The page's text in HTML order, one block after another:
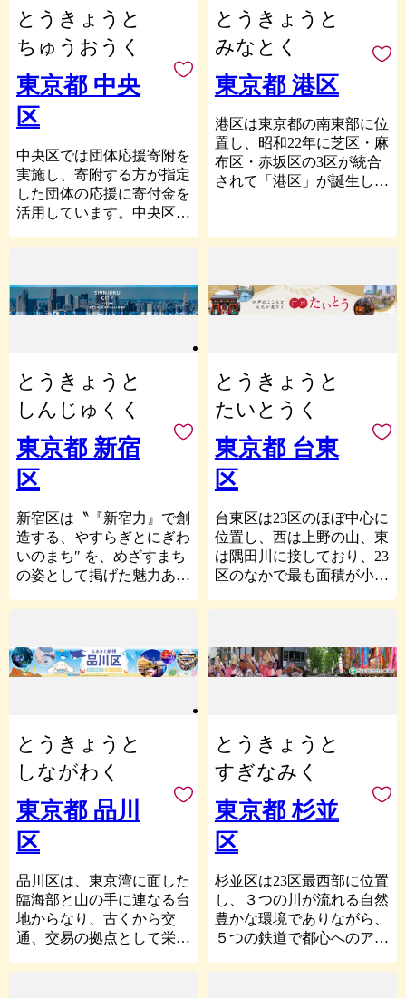
ます。
市内を東西に貫通するJR
中央線に沿って主に三駅圏
に分かれています。市の玄
関として、デパートや専門
店などの商業集積をもつ吉
祥寺圏。三鷹駅から北側に
伸びる文化・行政ゾーンの
中央圏。武蔵境駅を中心
赤病院をもつ武蔵境圏。市
づくりを進めています。
また、市内には芸術家や事
められることと、堅固な財
政基盤を背景に、全国でも
指折りの先駆的な施策を展
開してきました。例えば、
元祖コミュニティバス「ム
ーバス」、地域の方が年間
助を得てデイサービスやシ
ョートステイなどを展開す
るテンミリオンハウス、農
山漁村と協力し子どもたち
援施設である「0123吉祥
寺・はらっぱ」などがあり
1万円以上寄附をしていた
だいた方には、まちのPR
も兼ねて、感謝の気持ちを
お送りさせていただきま
す。
【ご注意】
市外にお住まいの方に限ら
せていただきます。
・寄附の年度内の回数制限
はございません。
する市として発展してきて
います。
市内には世界最大級のド
ームと世界記録を有するプ
ラネタリウムを擁する多摩
六都科学館や、平成27年3
関東最大級の規模を誇る縄
文遺跡である下野谷遺跡が
あるなど、新旧の魅力を合
わせ持つ活気のあるまちで
「西東京市第3次総合計
画・後期基本計画」では、
で大切にしてきた「やさし
さ」や「ふれあい」といっ
た想いを継承しつつ、「住
んでよかった」「住み続け
たい」と実感できる新しい
まちづくりを市民の皆様と
町、電気街やポップカルチ
ャーの発信地である秋葉
原、古書店街の神保町、ス
ポーツ店街の小川町、繊維
街の岩本町など、他に例の
が形成されています。
また、日本有数の桜の名所
である千鳥ヶ淵、歴史と風
格を感じられる赤レンガ造
戸三大祭りの神田祭と山王
とうきょうと
ちゅうおうく
東京都 中央
区
中央区では団体応援寄附を
実施し、寄附する方が指定
した団体の応援に寄付金を
活用しています。中央区で
※指定のあった団体は、区
の審査会において支援金交
し、いただいた寄附金の7
割を上限として支援金を交
付します。
※応援したい団体が支援金
交付対象団体とならなかっ
た場合の寄付金は区の施策
支援金交付団体の要件は以
下のとおりです。
(1)次に掲げるいずれかの
ア まちの活性化を図り、
魅力を発信する活動
する活動
エ 歴史又は文化の保存・
継承に資する活動
オ 福祉の向上に資する活
動
カ 健康の維持・増進を図
る活動
キ 共生社会の推進を図る
活動
ク 文化又はスポーツの振
興を図る活動
とうきょうと
みなとく
東京都 港区
港区は東京都の南東部に位
置し、昭和22年に芝区・麻
布区・赤坂区の3区が統合
されて「港区」が誕生しま
的な地区があります。新
ある芝地区。多くの大使館
が立地し、国際色豊かな麻
継がれる赤坂地区。豊かな
緑に囲まれた高輪地区。芝
浦港南地区は、都心の水辺
に親しめるベイエリアとし
て魅力があります。
また、区内の多くの地域が
地下鉄駅へ10分歩行圏内で
駅もあり、羽田空港や成田
空港へのアクセスも良好で
す。
港区は豊富で多彩な観光資
源や都市環境に恵まれ、歴
化・商業施設を有し、まち
は進化を続けています。港
港区」を目指しています。
ぜひ港区に足を運んでくだ
さい。
とうきょうと
しんじゅくく
東京都 新宿
区
新宿区は〝『新宿力』で創
造する、やすらぎとにぎわ
いのまち″ を、めざすまち
の姿として掲げた魅力あふ
に活用させていただきま
す。ぜひ、新宿区へのふる
★新宿区にご縁のある方、
応援してくださる方からの
ご寄附をお待ちしています
★
「新宿区に住んでいる・住
んだことがある」、「新宿
の学校に通っていた」、
「新宿で仕事をしている」
「買物・飲食・観光などで
訪れた」、「友人・知人が
いる」など
とうきょうと
たいとうく
東京都 台東
区
台東区は23区のほぼ中心に
位置し、西は上野の山、東
は隅田川に接しており、23
区のなかで最も面積が小さ
戸時代からの神社仏閣や粋
でいなせな町人気質など、
美術館や博物館などの文
化施設が多数存在する「上
野」、芸術・芸能と庶民文
化の一大中心地である「浅
草」、昔ながらの風情や街
並みが残る「谷中」など、
づく個性ある地域が本区を
形作っています。
---------------------------
■ご注意
とうきょうと
しながわく
東京都 品川
区
品川区は、東京湾に面した
臨海部と山の手に連なる台
地からなり、古くから交
通、交易の拠点として栄
とうきょうと
すぎなみく
東京都 杉並
区
杉並区は23区最西部に位置
し、３つの川が流れる自然
豊かな環境でありながら、
５つの鉄道で都心へのアク